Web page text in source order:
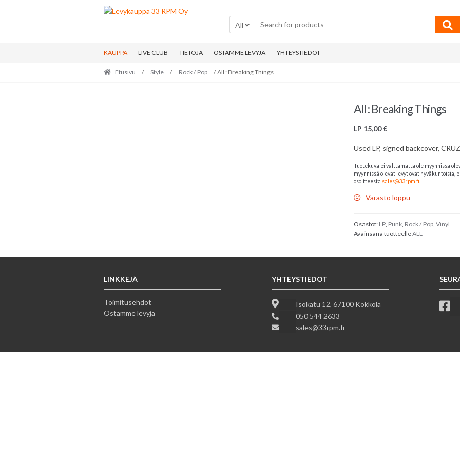
Skip
to
Skip
to
All
KAUPPA LIVE CLUB TIETOJA OSTAMME LEVYJÄ YHTEYSTIEDOT
Etusivu / Style / Rock / Pop / All : Breaking Things
All : Breaking Things
LP 15,00€
Used LP, signed backcover,
Tuotekuva ei välttämättä ole myynnissä
myynnissä olevat levyt ovat hyväkuntoisia,
osoitteesta sales@33rpm.fi.
Varasto loppu
Osastot: LP, Punk, Rock / Pop, Vinyl
Avainsana tuotteelleALL
LINKKEJÄ
Toimitusehdot
Ostamme levyjä
YHTEYSTIEDOT
Isokatu 12, 67100 Kokkola
050 544 2633
sales@33rpm.fi